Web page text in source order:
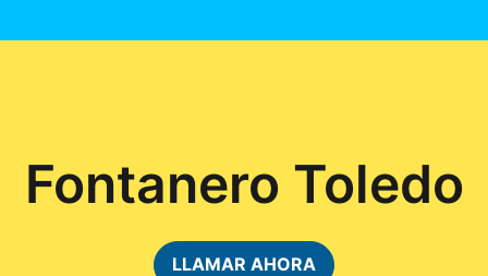
Fontanero Toledo
LLAMAR AHORA